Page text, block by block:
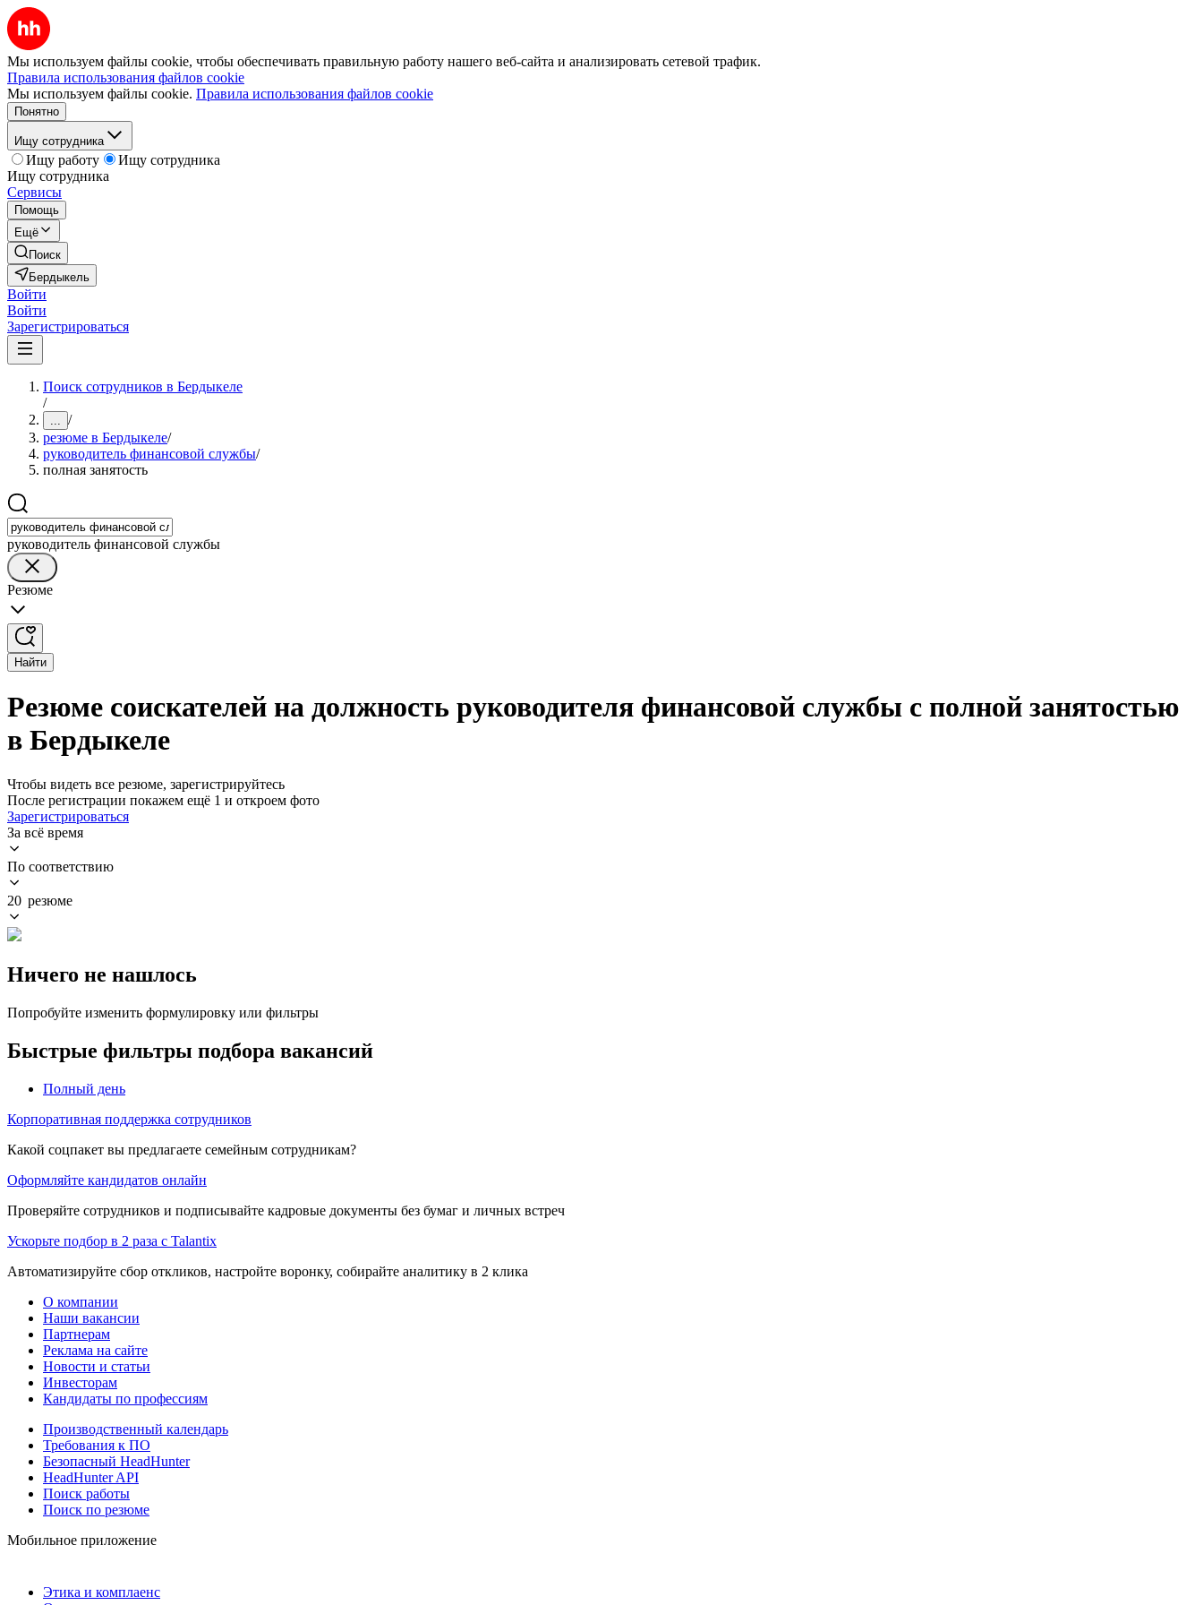
Мы используем файлы cookie, чтобы обеспечивать правильную работу нашего веб-сайта и анализировать сетевой трафик.
Правила использования файлов cookie
Мы используем файлы cookie. Правила использования файлов cookie
Понятно
Ищу сотрудника
Ищу работу
Ищу сотрудника
Ищу сотрудника
Сервисы
Помощь
Ещё
Поиск
Бердыкель
Войти
Войти
Зарегистрироваться
Поиск сотрудников в Бердыкеле
/
... /
резюме в Бердыкеле/
руководитель финансовой службы/
полная занятость
руководитель финансовой службы
Резюме
Найти
Резюме соискателей на должность руководителя финансовой службы с полной занятостью
в Бердыкеле
Чтобы видеть все резюме, зарегистрируйтесь
После регистрации покажем ещё 1 и откроем фото
Зарегистрироваться
За всё время
По соответствию
20 резюме
Ничего не нашлось
Попробуйте изменить формулировку или фильтры
Быстрые фильтры подбора вакансий
Полный день
Корпоративная поддержка сотрудников
Какой соцпакет вы предлагаете семейным сотрудникам?
Оформляйте кандидатов онлайн
Проверяйте сотрудников и подписывайте кадровые документы без бумаг и личных встреч
Ускорьте подбор в 2 раза с Talantix
Автоматизируйте сбор откликов, настройте воронку, собирайте аналитику в 2 клика
О компании
Наши вакансии
Партнерам
Реклама на сайте
Новости и статьи
Инвесторам
Кандидаты по профессиям
Производственный календарь
Требования к ПО
Безопасный HeadHunter
HeadHunter API
Поиск работы
Поиск по резюме
Мобильное приложение
Этика и комплаенс